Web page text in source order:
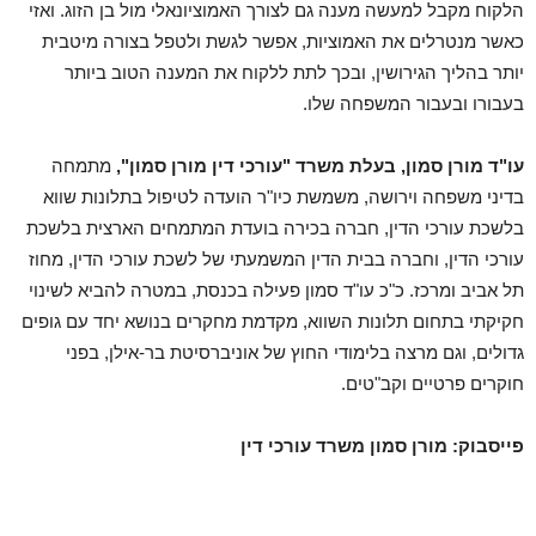
הלקוח מקבל למעשה מענה גם לצורך האמוציונאלי מול בן הזוג. ואזי
כאשר מנטרלים את האמוציות, אפשר לגשת ולטפל בצורה מיטבית
יותר בהליך הגירושין, ובכך לתת ללקוח את המענה הטוב ביותר
בעבורו ובעבור המשפחה שלו.
עו"ד מורן סמון, בעלת משרד "עורכי דין מורן סמון", מתמחה
בדיני משפחה וירושה, משמשת כיו"ר הועדה לטיפול בתלונות שווא
בלשכת עורכי הדין, חברה בכירה בועדת המתמחים הארצית בלשכת
עורכי הדין, וחברה בבית הדין המשמעתי של לשכת עורכי הדין, מחוז
תל אביב ומרכז. כ"כ עו"ד סמון פעילה בכנסת, במטרה להביא לשינוי
חקיקתי בתחום תלונות השווא, מקדמת מחקרים בנושא יחד עם גופים
גדולים, וגם מרצה בלימודי החוץ של אוניברסיטת בר-אילן, בפני
חוקרים פרטיים וקב"טים.
פייסבוק: מורן סמון משרד עורכי דין